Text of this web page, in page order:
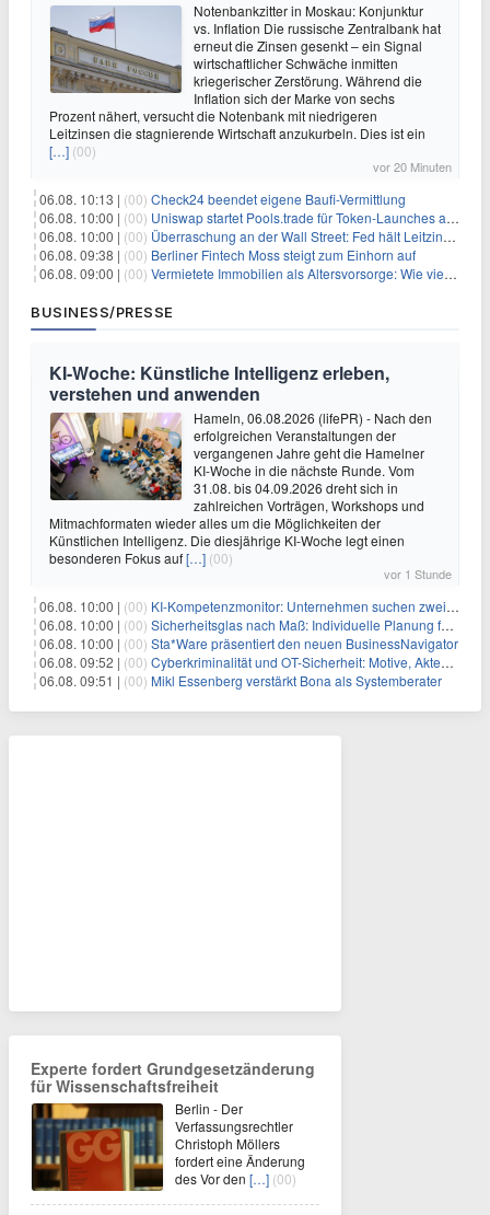
Notenbankzitter in Moskau: Konjunktur
vs. Inflation Die russische Zentralbank hat
erneut die Zinsen gesenkt – ein Signal
wirtschaftlicher Schwäche inmitten
kriegerischer Zerstörung. Während die
Inflation sich der Marke von sechs
Prozent nähert, versucht die Notenbank mit niedrigeren
Leitzinsen die stagnierende Wirtschaft anzukurbeln. Dies ist ein
[…] (00)
vor 20 Minuten
06.08. 10:13 | (00) Check24 beendet eigene Baufi-Vermittlung
06.08. 10:00 | (00) Uniswap startet Pools.trade für Token-Launches auf Robinhood Chain
06.08. 10:00 | (00) Überraschung an der Wall Street: Fed hält Leitzins fest – aber Warsh sendet klares Signal
06.08. 09:38 | (00) Berliner Fintech Moss steigt zum Einhorn auf
06.08. 09:00 | (00) Vermietete Immobilien als Altersvorsorge: Wie viel Rendite Vermieter wirklich verdienen
BUSINESS/PRESSE
KI-Woche: Künstliche Intelligenz erleben,
verstehen und anwenden
Hameln, 06.08.2026 (lifePR) - Nach den
erfolgreichen Veranstaltungen der
vergangenen Jahre geht die Hamelner
KI-Woche in die nächste Runde. Vom
31.08. bis 04.09.2026 dreht sich in
zahlreichen Vorträgen, Workshops und
Mitmachformaten wieder alles um die Möglichkeiten der
Künstlichen Intelligenz. Die diesjährige KI-Woche legt einen
besonderen Fokus auf[…] (00)
vor 1 Stunde
06.08. 10:00 | (00) KI-Kompetenzmonitor: Unternehmen suchen zwei Drittel mehr KI-Experten
06.08. 10:00 | (00) Sicherheitsglas nach Maß: Individuelle Planung für anspruchsvolle Sicherheitsanforderungen
06.08. 10:00 | (00) Sta*Ware präsentiert den neuen BusinessNavigator
06.08. 09:52 | (00) Cyberkriminalität und OT-Sicherheit: Motive, Akteure und Risiken
06.08. 09:51 | (00) Mikl Essenberg verstärkt Bona als Systemberater
Experte fordert Grundgesetzänderung
für Wissenschaftsfreiheit
Berlin - Der
Verfassungsrechtler
Christoph Möllers
fordert eine Änderung
des Vor den […] (00)